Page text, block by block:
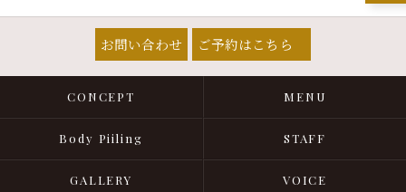
お問い合わせ ご予約はこちら
CONCEPT MENU
Body Piiling STAFF
GALLERY VOICE